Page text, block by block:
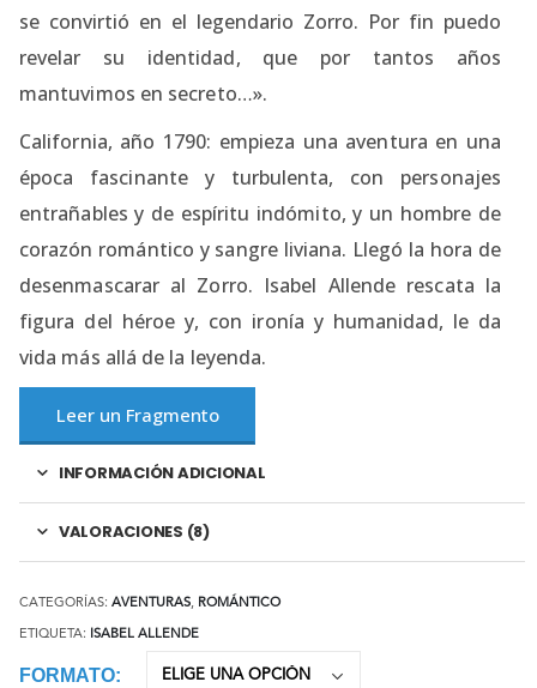
se convirtió en el legendario Zorro. Por fin puedo
revelar su identidad, que por tantos años
mantuvimos en secreto…».
California, año 1790: empieza una aventura en una
época fascinante y turbulenta, con personajes
entrañables y de espíritu indómito, y un hombre de
corazón romántico y sangre liviana. Llegó la hora de
desenmascarar al Zorro. Isabel Allende rescata la
figura del héroe y, con ironía y humanidad, le da
vida más allá de la leyenda.
Leer un Fragmento
INFORMACIÓN ADICIONAL
VALORACIONES (8)
CATEGORÍAS: AVENTURAS, ROMÁNTICO
ETIQUETA: ISABEL ALLENDE
FORMATO